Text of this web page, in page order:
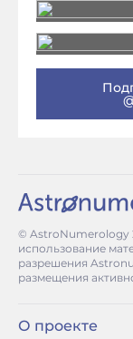
© AstroNumerology
использование
разрешения
размещения
О проекте